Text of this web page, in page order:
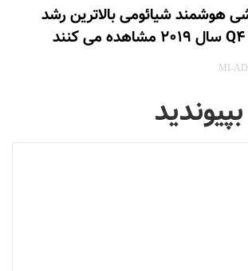
هوشمند شیائومی بالاترین رشد
MI-